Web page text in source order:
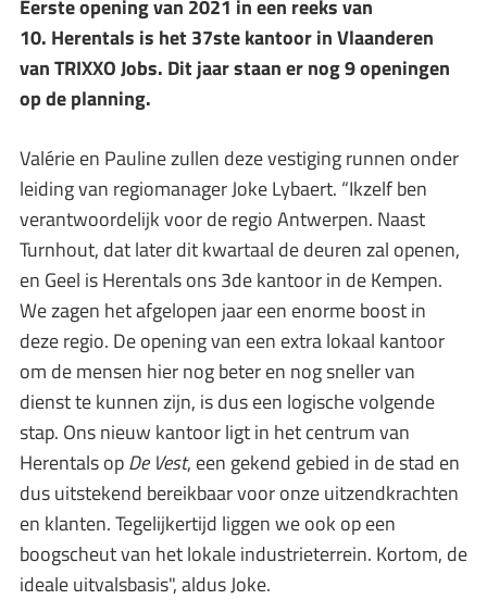
Eerste opening van 2021 in een reeks van
10. Herentals is het 37ste kantoor in Vlaanderen
van TRIXXO Jobs. Dit jaar staan er nog 9 openingen
op de planning.
Valérie en Pauline zullen deze vestiging runnen onder
leiding van regiomanager Joke Lybaert. “Ikzelf ben
verantwoordelijk voor de regio Antwerpen. Naast
Turnhout, dat later dit kwartaal de deuren zal openen,
en Geel is Herentals ons 3de kantoor in de Kempen.
We zagen het afgelopen jaar een enorme boost in
deze regio. De opening van een extra lokaal kantoor
om de mensen hier nog beter en nog sneller van
dienst te kunnen zijn, is dus een logische volgende
stap. Ons nieuw kantoor ligt in het centrum van
Herentals opDe Vest, een gekend gebied in de stad en
dus uitstekend bereikbaar voor onze uitzendkrachten
en klanten. Tegelijkertijd liggen we ook op een
boogscheut van het lokale industrieterrein. Kortom, de
ideale uitvalsbasis", aldus Joke.